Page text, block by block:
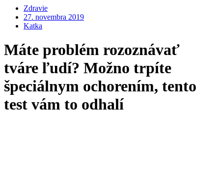
Zdravie
27. novembra 2019
Katka
Máte problém rozoznávať
tváre ľudí? Možno trpíte
špeciálnym ochorením, tento
test vám to odhalí